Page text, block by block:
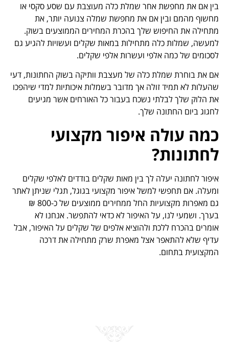
בין אם את מחפשת אחר שמלת כלה מעוצבת עם שסע סקסי או
מחשוף מהמם ובין אם את מחפשת שמלה צנועה יותר, את
מתחילה את החיפוש שלך בהכרת המחירים הממוצעים בשוק.
למעשה, שמלות כלה מתחילות במאות שקלים ועשויות להגיע גם
לסכומים של כמה אלפי ועשרות אלפי שקלים.
אם את בוחרת שמלת כלה של מעצבת וותיקה בשוק החתונות, דעי
שהעלות לא תמיד זולה אך מדובר בשמלות איכותיות למדי שיהפכו
את הלוק שלך לבלתי נשכח בעבור כל האורחים אשר מגיעים
לחגוג ביום החתונה שלך.
כמה עולה איפור מקצועי
לחתונות?
איפור לחתונה יעלה לך בין מאות שקלים בודדים לאלפי שקלים
ומעלה. אם תחפשי למשל איפור מקצועי בגוגל, תגלי שניתן לאתר
גם מאפרות מקצועיות החל ממחירים ממוצעים של כ-800 ₪
בערך. ושמעי לנו, על האיפור לא כדאי להתפשר. אנחנו לא
אומרים בהכרח ללכת ולהוציא אלפים של שקלים על האיפור, אבל
עדיף שלא להתאפר אצל מאפרת שרק מתחילה את דרכה
המקצועית בתחום.